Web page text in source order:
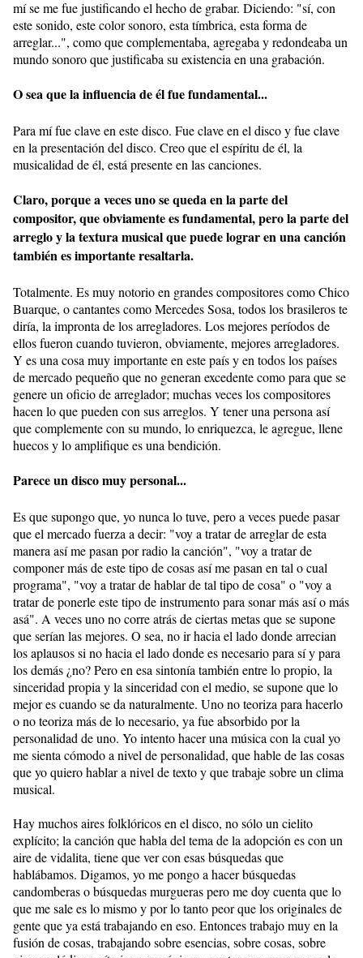
mí se me fue justificando el hecho de grabar. Diciendo: "sí, con
este sonido, este color sonoro, esta tímbrica, esta forma de
arreglar...", como que complementaba, agregaba y redondeaba un
mundo sonoro que justificaba su existencia en una grabación.
O sea que la influencia de él fue fundamental...
Para mí fue clave en este disco. Fue clave en el disco y fue clave
en la presentación del disco. Creo que el espíritu de él, la
musicalidad de él, está presente en las canciones.
Claro, porque a veces uno se queda en la parte del
compositor, que obviamente es fundamental, pero la parte del
arreglo y la textura musical que puede lograr en una canción
también es importante resaltarla.
Totalmente. Es muy notorio en grandes compositores como Chico
Buarque, o cantantes como Mercedes Sosa, todos los brasileros te
diría, la impronta de los arregladores. Los mejores períodos de
ellos fueron cuando tuvieron, obviamente, mejores arregladores.
Y es una cosa muy importante en este país y en todos los países
de mercado pequeño que no generan excedente como para que se
genere un oficio de arreglador; muchas veces los compositores
hacen lo que pueden con sus arreglos. Y tener una persona así
que complemente con su mundo, lo enriquezca, le agregue, llene
huecos y lo amplifique es una bendición.
Parece un disco muy personal...
Es que supongo que, yo nunca lo tuve, pero a veces puede pasar
que el mercado fuerza a decir: "voy a tratar de arreglar de esta
manera así me pasan por radio la canción", "voy a tratar de
componer más de este tipo de cosas así me pasan en tal o cual
programa", "voy a tratar de hablar de tal tipo de cosa" o "voy a
tratar de ponerle este tipo de instrumento para sonar más así o más
asá". A veces uno no corre atrás de ciertas metas que se supone
que serían las mejores. O sea, no ir hacia el lado donde arrecian
los aplausos si no hacia el lado donde es necesario para sí y para
los demás ¿no? Pero en esa sintonía también entre lo propio, la
sinceridad propia y la sinceridad con el medio, se supone que lo
mejor es cuando se da naturalmente. Uno no teoriza para hacerlo
o no teoriza más de lo necesario, ya fue absorbido por la
personalidad de uno. Yo intento hacer una música con la cual yo
me sienta cómodo a nivel de personalidad, que hable de las cosas
que yo quiero hablar a nivel de texto y que trabaje sobre un clima
musical.
Hay muchos aires folklóricos en el disco, no sólo un cielito
explícito; la canción que habla del tema de la adopción es con un
aire de vidalita, tiene que ver con esas búsquedas que
hablábamos. Digamos, yo me pongo a hacer búsquedas
candomberas o búsquedas murgueras pero me doy cuenta que lo
que me sale es lo mismo y por lo tanto peor que los originales de
gente que ya está trabajando en eso. Entonces trabajo muy en la
fusión de cosas, trabajando sobre esencias, sobre cosas, sobre